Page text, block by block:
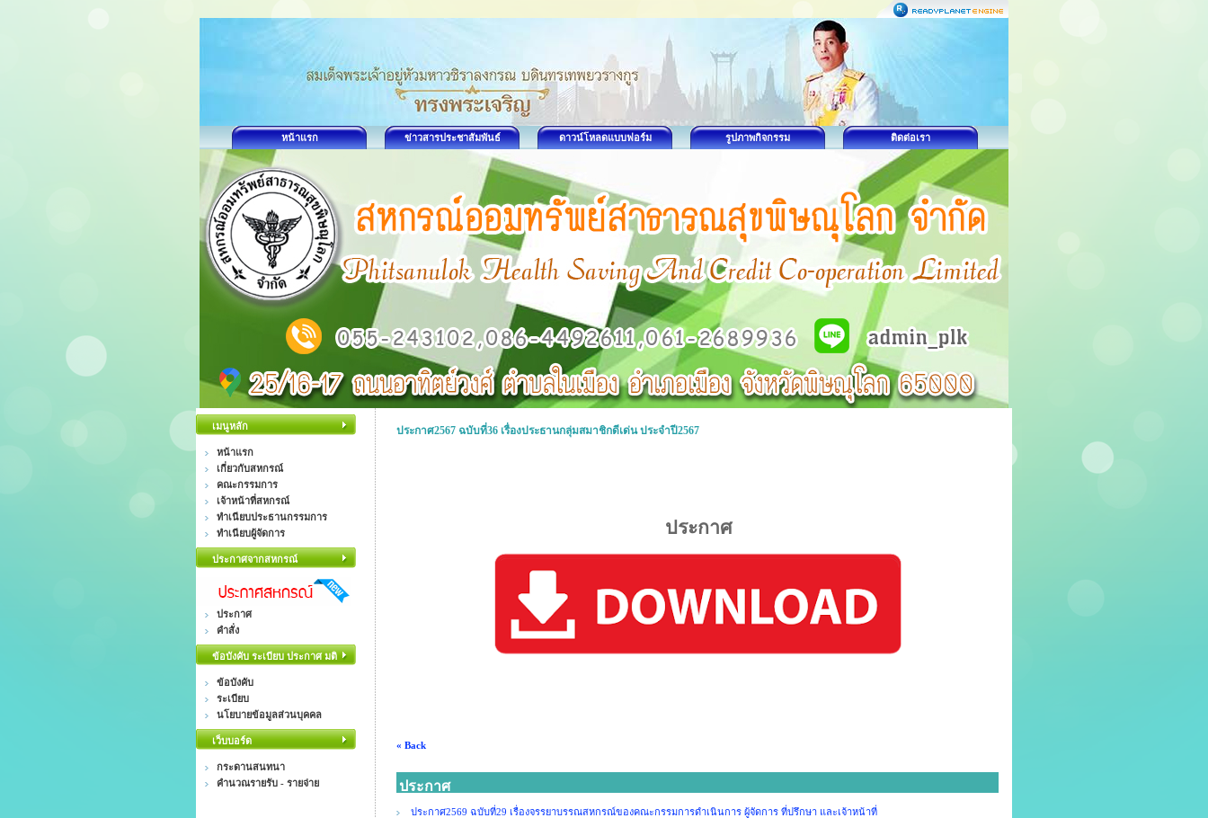
หน้าแรก ข่าวสารประชาสัมพันธ์ ดาวน์โหลดแบบฟอร์ม รูปภาพกิจกรรม ติดต่อเรา
เมนูหลัก
หน้าแรก
เกี่ยวกับสหกรณ์
คณะกรรมการ
เจ้าหน้าที่สหกรณ์
ทำเนียบประธานกรรมการ
ทำเนียบผู้จัดการ
ประกาศจากสหกรณ์
ประกาศ
คำสั่ง
ข้อบังคับ ระเบียบ ประกาศ มติ
ข้อบังคับ
ระเบียบ
นโยบายข้อมูลส่วนบุคคล
เว็บบอร์ด
กระดานสนทนา
คำนวณรายรับ - รายจ่าย
ประกาศ2567 ฉบับที่36 เรื่องประธานกลุ่มสมาชิกดีเด่น ประจำปี2567
ประกาศ
« Back
ประกาศ
ประกาศ2569 ฉบับที่29 เรื่องจรรยาบรรณสหกรณ์ของคณะกรรมการดำเนินการ ผู้จัดการ ที่ปรึกษา และเจ้าหน้าที่